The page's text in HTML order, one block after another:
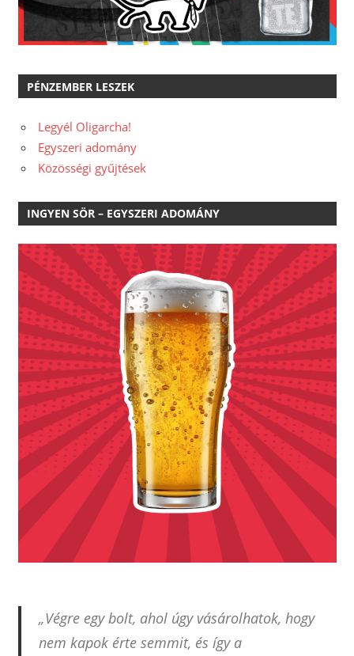
PÉNZEMBER LESZEK
Legyél Oligarcha!
Egyszeri adomány
Közösségi gyűjtések
INGYEN SÖR – EGYSZERI ADOMÁNY
„Végre egy bolt, ahol úgy vásárolhatok, hogy
nem kapok érte semmit, és így a